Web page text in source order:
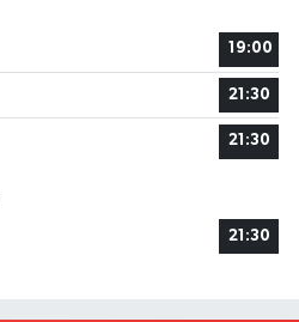
19:00
21:30
21:30
21:30